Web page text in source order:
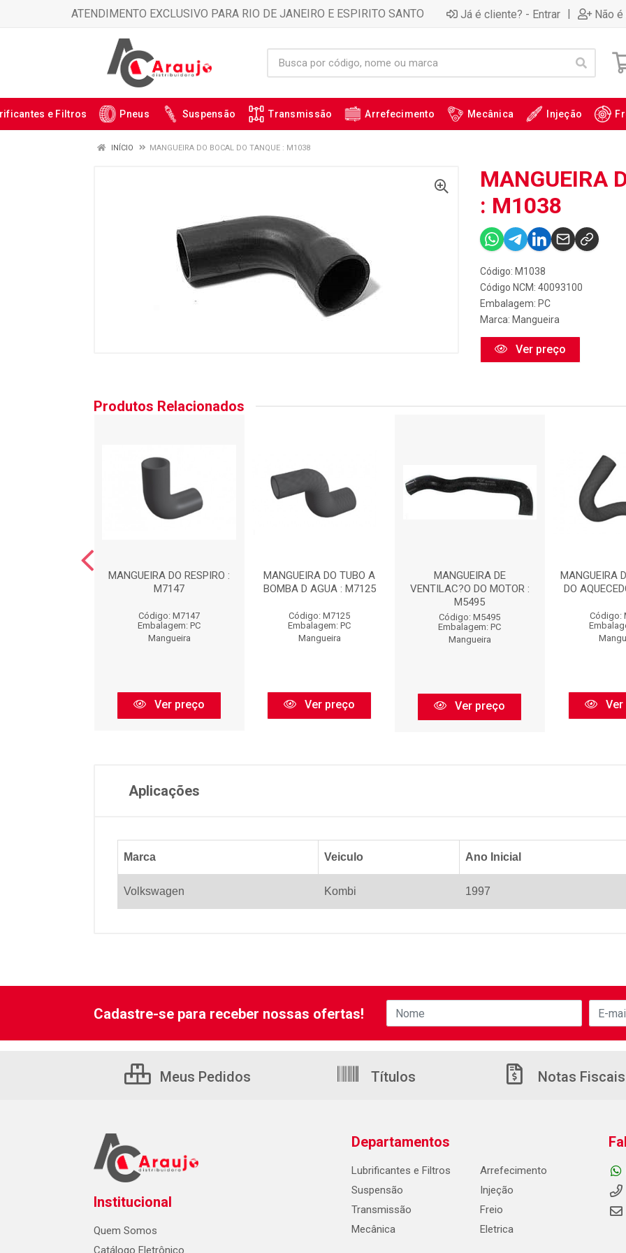
ATENDIMENTO EXCLUSIVO PARA RIO DE JANEIRO E ESPIRITO SANTO Já é cliente? - Entrar | Não
e Filtros Pneus Suspensão Transmissão Arrefecimento Mecânica Injeção
INÍCIO MANGUEIRA DO BOCAL DO TANQUE : M1038
MANGUEIRA
: M1038
Código: M1038
Código NCM: 40093100
Embalagem: PC
Marca: Mangueira
Ver preço
Produtos Relacionados
MANGUEIRA DO RESPIRO :
M7147
Código: M7147
Embalagem: PC
Mangueira
Ver preço
MANGUEIRA DO TUBO A
BOMBA D AGUA : M7125
Código: M7125
Embalagem: PC
Mangueira
Ver preço
MANGUEIRA DE
VENTILAC?O DO MOTOR :
M5495
Código: M5495
Embalagem: PC
Mangueira
Ver preço
MANGUEIRA
DO
Código:
Ver
Aplicações
Marca Veiculo Ano Inicial
Volkswagen Kombi 1997
Cadastre-se para receber nossas ofertas!
Meus Pedidos Títulos Notas Fiscais
Institucional
Quem Somos
Catálogo Eletrônico
Departamentos
Lubrificantes e Filtros
Suspensão
Transmissão
Mecânica
Arrefecimento
Injeção
Freio
Eletrica